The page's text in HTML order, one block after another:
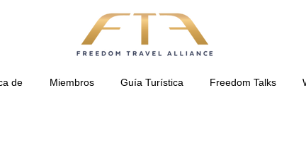
de Miembros Guía Turística Freedom Talks